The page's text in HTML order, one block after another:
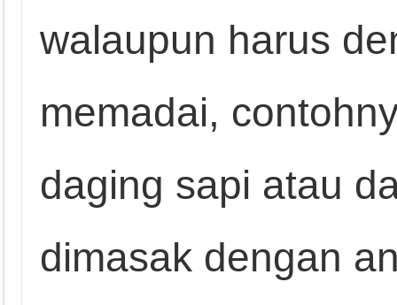
walaupun harus
memadai,
daging sapi atau
dimasak dengan